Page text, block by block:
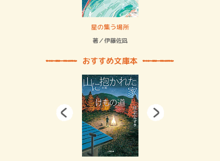
星の集う場所
著／伊藤佐凪
おすすめ文庫本